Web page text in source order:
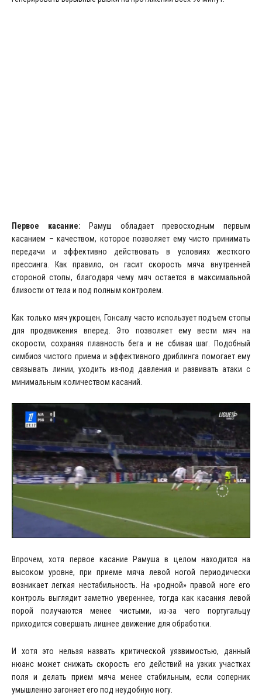
Первое касание: Рамуш обладает превосходным первым
касанием – качеством, которое позволяет ему чисто принимать
передачи и эффективно действовать в условиях жесткого
прессинга. Как правило, он гасит скорость мяча внутренней
стороной стопы, благодаря чему мяч остается в максимальной
близости от тела и под полным контролем.
Как только мяч укрощен, Гонсалу часто использует подъем стопы
для продвижения вперед. Это позволяет ему вести мяч на
скорости, сохраняя плавность бега и не сбивая шаг. Подобный
симбиоз чистого приема и эффективного дриблинга помогает ему
связывать линии, уходить из-под давления и развивать атаки с
минимальным количеством касаний.
Впрочем, хотя первое касание Рамуша в целом находится на
высоком уровне, при приеме мяча левой ногой периодически
возникает легкая нестабильность. На «родной» правой ноге его
контроль выглядит заметно увереннее, тогда как касания левой
порой получаются менее чистыми, из-за чего португальцу
приходится совершать лишнее движение для обработки.
И хотя это нельзя назвать критической уязвимостью, данный
нюанс может снижать скорость его действий на узких участках
поля и делать прием мяча менее стабильным, если соперник
умышленно загоняет его под неудобную ногу.